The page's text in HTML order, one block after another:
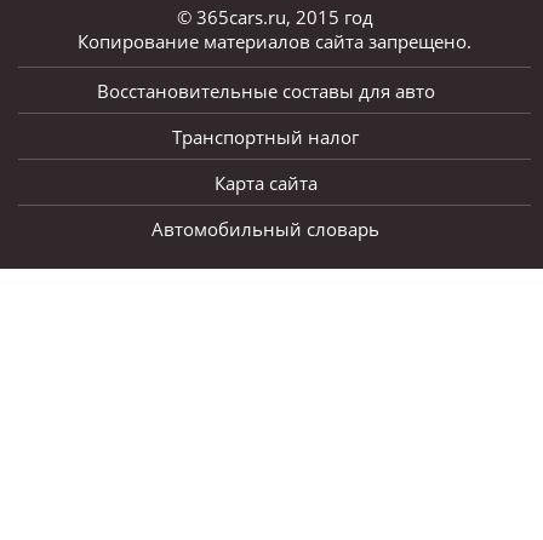
© 365cars.ru, 2015 год
Копирование материалов сайта запрещено.
Восстановительные составы для авто
Транспортный налог
Карта сайта
Автомобильный словарь